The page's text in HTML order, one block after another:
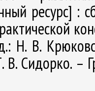
ресурс] :
Н. В.
В. Сидорко. –